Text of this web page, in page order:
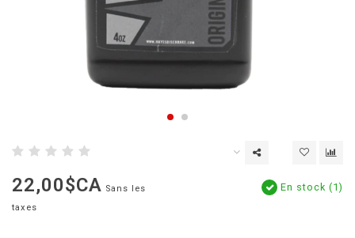
22,00$CA Sans les
taxes
En stock (1)